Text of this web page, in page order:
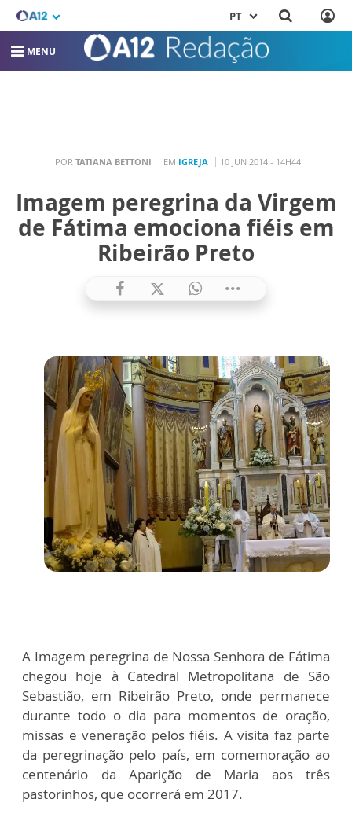
PT
MENU
POR TATIANA BETTONI EM IGREJA 10 JUN 2014 - 14H44
Imagem peregrina da Virgem
de Fátima emociona fiéis em
Ribeirão Preto
A Imagem peregrina de Nossa Senhora de Fátima
chegou hoje à Catedral Metropolitana de São
Sebastião, em Ribeirão Preto, onde permanece
durante todo o dia para momentos de oração,
missas e veneração pelos fiéis. A visita faz parte
da peregrinação pelo país, em comemoração ao
centenário da Aparição de Maria aos três
pastorinhos, que ocorrerá em 2017.